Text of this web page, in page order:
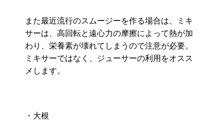
また最近流行のスムージーを作る場合は、ミキ
サーは、高回転と遠心力の摩擦によって熱が加
わり、栄養素が壊れてしまうので注意が必要。
ミキサーではなく、ジューサーの利用をオスス
メします。
・大根